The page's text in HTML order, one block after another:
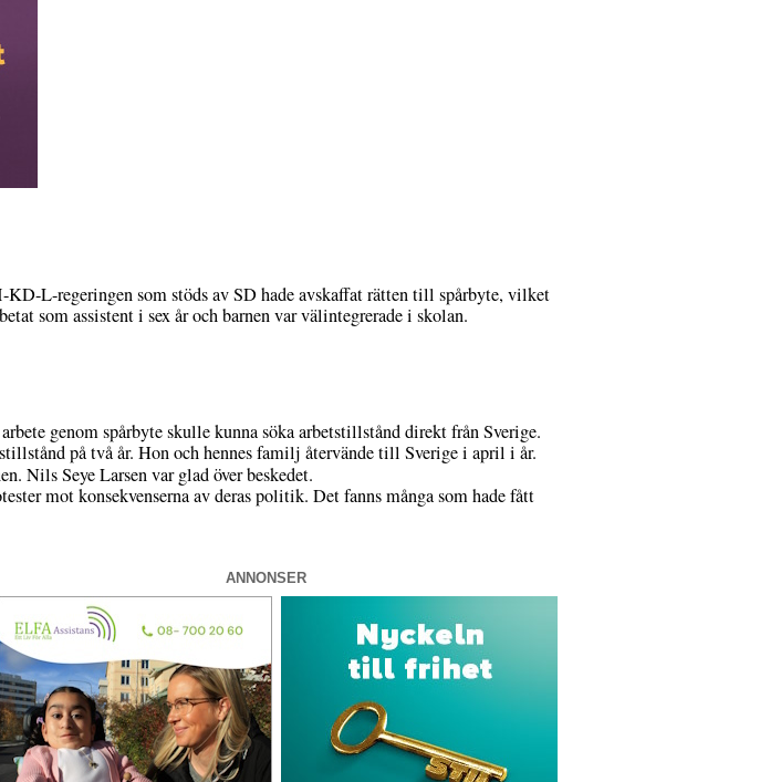
KD-L-regeringen som stöds av SD hade avskaffat rätten till spårbyte, vilket
som assistent i sex år och barnen var välintegrerade i skolan.
genom spårbyte skulle kunna söka arbetstillstånd direkt från Sverige.
på två år. Hon och hennes familj återvände till Sverige i april i år.
Nils Seye Larsen var glad över beskedet.
mot konsekvenserna av deras politik. Det fanns många som hade fått
ANNONSER